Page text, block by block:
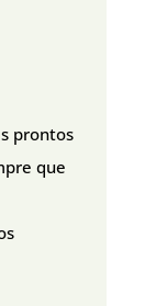
prontos
que